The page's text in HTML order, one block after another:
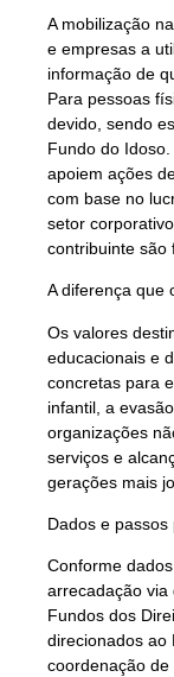
A mobilização
e empresas a
informação de
Para pessoas
devido, sendo
Fundo do
apoiem ações
com base no
setor
contribuinte são
A diferença que
Os valores
educacionais e
concretas para
infantil, a
organizações
serviços e
gerações mais
Dados e
Conforme
arrecadação via
Fundos dos
direcionados ao
coordenação